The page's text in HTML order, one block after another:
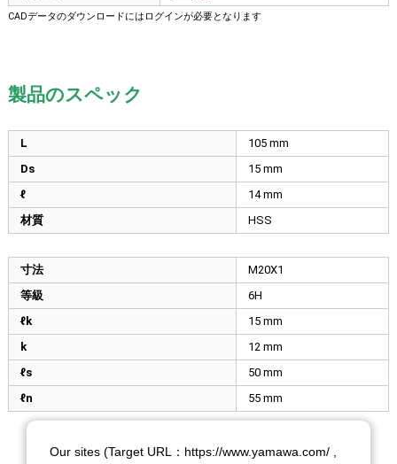
CADデータのダウンロードにはログインが必要となります
製品のスペック
L 105 mm
Ds
15 mm
ℓ
14mm
材質
HSS
寸法
M20X1
等級
6H
ℓk
15 mm
k
12 mm
ℓs
50 mm
ℓn
55 mm
Our sites (Target URL：https://www.yamawa.com/ ,